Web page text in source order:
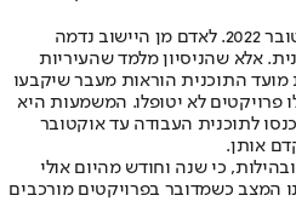
יש משהו מטעה בדד-ליין של אוקטובר 2022. לאדם מן היישוב נדמה
אלא שהניסיון מלמד שהעיריות
מועד התוכנית הוראות מעבר שיקבעו
פרויקטים לא יטופלו. המשמעות היא
לתוכנית העבודה עד אוקטובר
כי שנה וחודש מהיום אולי
המצב כשמדובר בפרויקטים מורכבים